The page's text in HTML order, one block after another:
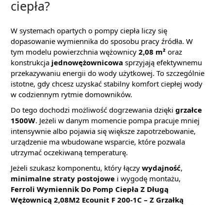
ciepła?
W systemach opartych o pompy ciepła liczy się
dopasowanie wymiennika do sposobu pracy źródła. W
tym modelu powierzchnia wężownicy 2,08 m² oraz
konstrukcja jednowężownicowa sprzyjają efektywnemu
przekazywaniu energii do wody użytkowej. To szczególnie
istotne, gdy chcesz uzyskać stabilny komfort ciepłej wody
w codziennym rytmie domowników.
Do tego dochodzi możliwość dogrzewania dzięki grzałce
1500W. Jeżeli w danym momencie pompa pracuje mniej
intensywnie albo pojawia się większe zapotrzebowanie,
urządzenie ma wbudowane wsparcie, które pozwala
utrzymać oczekiwaną temperaturę.
Jeżeli szukasz komponentu, który łączy wydajność,
minimalne straty postojowe i wygodę montażu,
Ferroli Wymiennik Do Pomp Ciepła Z Długą
Wężownicą 2,08M2 Ecounit F 200-1C – Z Grzałką